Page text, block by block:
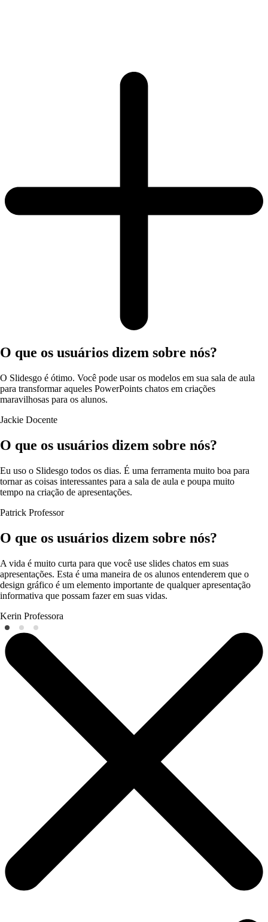
O que os usuários dizem sobre nós?
O Slidesgo é ótimo. Você pode usar os modelos em sua sala de aula
para transformar aqueles PowerPoints chatos em criações
maravilhosas para os alunos.
Jackie Docente
O que os usuários dizem sobre nós?
Eu uso o Slidesgo todos os dias. É uma ferramenta muito boa para
tornar as coisas interessantes para a sala de aula e poupa muito
tempo na criação de apresentações.
Patrick Professor
O que os usuários dizem sobre nós?
A vida é muito curta para que você use slides chatos em suas
apresentações. Esta é uma maneira de os alunos entenderem que o
design gráfico é um elemento importante de qualquer apresentação
informativa que possam fazer em suas vidas.
Kerin Professora